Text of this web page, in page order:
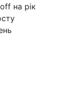
на рік